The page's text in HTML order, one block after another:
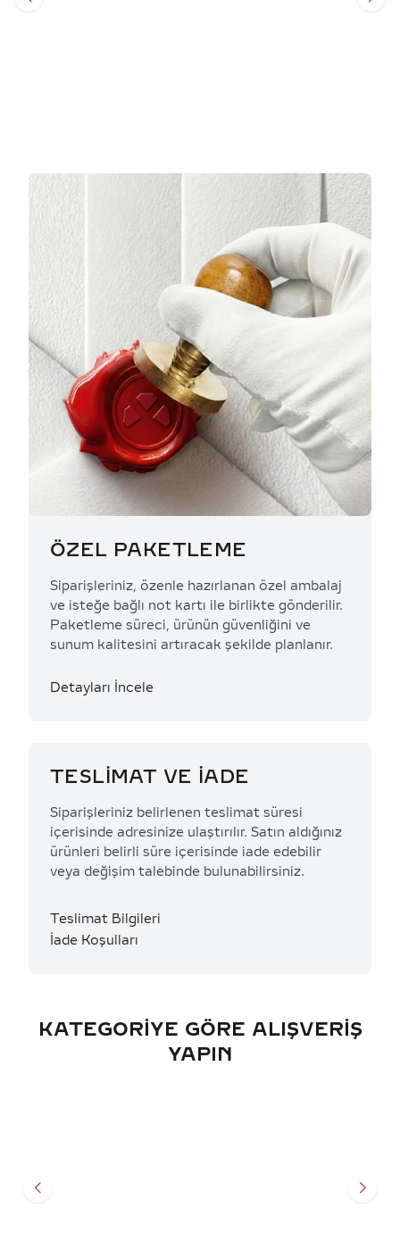
ÖZEL PAKETLEME
Siparişleriniz, özenle hazırlanan özel ambalaj
ve isteğe bağlı not kartı ile birlikte gönderilir.
Paketleme süreci, ürünün güvenliğini ve
sunum kalitesini artıracak şekilde planlanır.
Detayları İncele
TESLİMAT VE İADE
Siparişleriniz belirlenen teslimat süresi
içerisinde adresinize ulaştırılır. Satın aldığınız
ürünleri belirli süre içerisinde iade edebilir
veya değişim talebinde bulunabilirsiniz.
Teslimat Bilgileri
İade Koşulları
KATEGORIYE GÖRE ALIŞVERIŞ
YAPIN